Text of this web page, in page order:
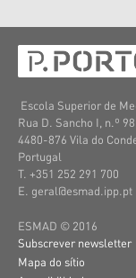
Escola Superior de
Rua D. Sancho I, n.º
4480-876 Vila do
Portugal
T. +351 252 291 700
E. geral@esmad.ipp.pt
ESMAD © 2016
Subscrever newsletter
Mapa do sítio